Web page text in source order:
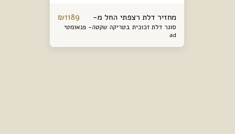
מחזיר דלת רצפתי החל מ- ₪1189
סוגר דלת זכוכית בטריקה שקטה- פנאומטי
ad